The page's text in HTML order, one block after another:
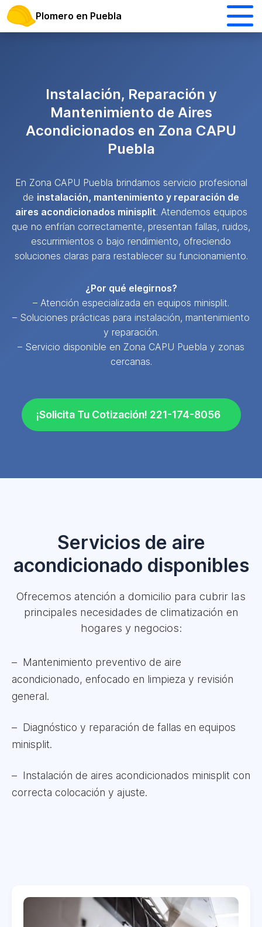
Plomero en Puebla
Instalación, Reparación y
Mantenimiento de Aires
Acondicionados en Zona CAPU
Puebla
En Zona CAPU Puebla brindamos servicio profesional
de instalación, mantenimiento y reparación de
aires acondicionados minisplit. Atendemos equipos
que no enfrían correctamente, presentan fallas, ruidos,
escurrimientos o bajo rendimiento, ofreciendo
soluciones claras para restablecer su funcionamiento.
¿Por qué elegirnos?
– Atención especializada en equipos minisplit.
– Soluciones prácticas para instalación, mantenimiento
y reparación.
– Servicio disponible en Zona CAPU Puebla y zonas
cercanas.
¡Solicita Tu Cotización! 221-174-8056
Servicios de aire
acondicionado disponibles
Ofrecemos atención a domicilio para cubrir las
principales necesidades de climatización en
hogares y negocios:
Mantenimiento preventivo de aire
acondicionado, enfocado en limpieza y revisión
general.
Diagnóstico y reparación de fallas en equipos
minisplit.
Instalación de aires acondicionados minisplit con
correcta colocación y ajuste.